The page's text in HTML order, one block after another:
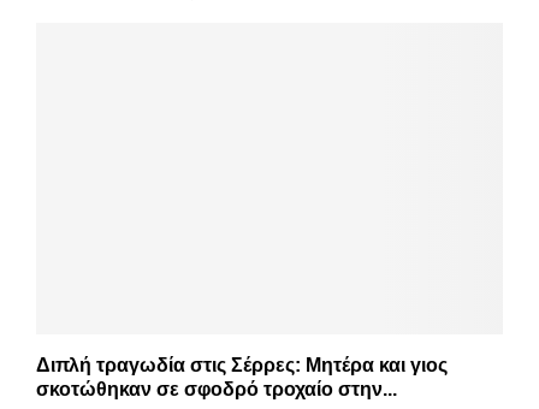
Διπλή τραγωδία στις Σέρρες: Μητέρα και γιος
σκοτώθηκαν σε σφοδρό τροχαίο στην...